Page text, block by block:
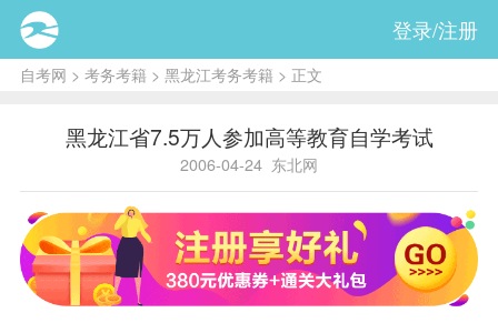
登录/注册
自考网 > 考务考籍 > 黑龙江考务考籍 > 正文
黑龙江省7.5万人参加高等教育自学考试
2006-04-24 东北网